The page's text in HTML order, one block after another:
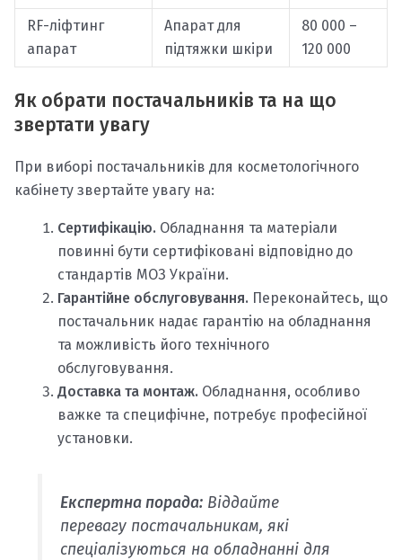
RF-ліфтинг
апарат
Апарат для
підтяжки шкіри
80 000 –
120 000
Як обрати постачальників та на що
звертати увагу
При виборі постачальників для косметологічного
кабінету звертайте увагу на:
Сертифікацію. Обладнання та матеріали
повинні бути сертифіковані відповідно до
стандартів МОЗ України.
Гарантійне обслуговування. Переконайтесь, що
постачальник надає гарантію на обладнання
та можливість його технічного
обслуговування.
Доставка та монтаж. Обладнання, особливо
важке та специфічне, потребує професійної
установки.
Експертна порада: Віддайте
перевагу постачальникам, які
спеціалізуються на обладнанні для